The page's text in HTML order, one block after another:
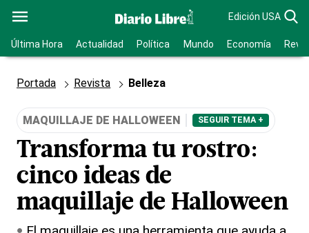
Edición USA
Última Hora Actualidad Política Mundo Economía
Portada Revista Belleza
MAQUILLAJE DE HALLOWEEN SEGUIR TEMA +
Transforma tu rostro:
cinco ideas de
maquillaje de Halloween